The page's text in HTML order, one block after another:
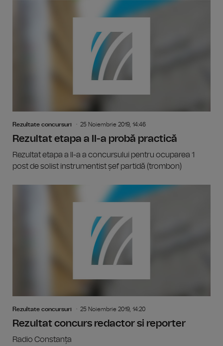
Rezultate concursuri 25 Noiembrie 2019, 14:46
Rezultat etapa a II-a probă practică
Rezultat etapa a II-a a concursului pentru ocuparea 1
post de solist instrumentist șef partidă (trombon)
Rezultate concursuri 25 Noiembrie 2019, 14:20
Rezultat concurs redactor si reporter
Radio Constanța